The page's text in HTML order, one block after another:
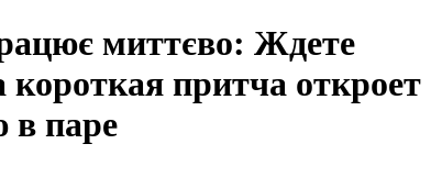
миттєво: Ждете
притча откроет
в паре